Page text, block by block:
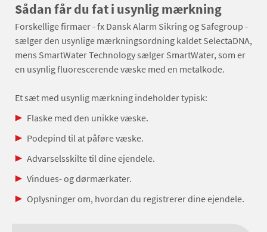
Sådan får du fat i usynlig mærkning
Forskellige firmaer - fx Dansk Alarm Sikring og Safegroup -
sælger den usynlige mærkningsordning kaldet SelectaDNA,
mens SmartWater Technology sælger SmartWater, som er
en usynlig fluorescerende væske med en metalkode.
Et sæt med usynlig mærkning indeholder typisk:
Flaske med den unikke væske.
Podepind til at påføre væske.
Advarselsskilte til dine ejendele.
Vindues- og dørmærkater.
Oplysninger om, hvordan du registrerer dine ejendele.